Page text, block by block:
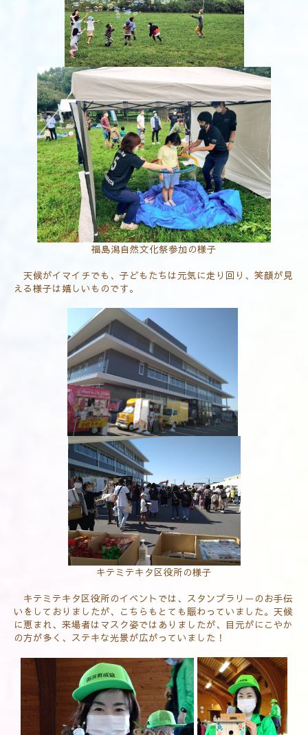
福島潟自然文化祭参加の様子
天候がイマイチでも、子どもたちは元気に走り回り、笑顔が見
える様子は嬉しいものです。
キテミテキタ区役所の様子
キテミテキタ区役所のイベントでは、スタンプラリーのお手伝
いをしておりましたが、こちらもとても賑わっていました。天候
に恵まれ、来場者はマスク姿ではありましたが、目元がにこやか
の方が多く、ステキな光景が広がっていました！